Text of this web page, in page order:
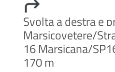
Svolta a destra e
Marsicovetere/
16 Marsicana/
170 m